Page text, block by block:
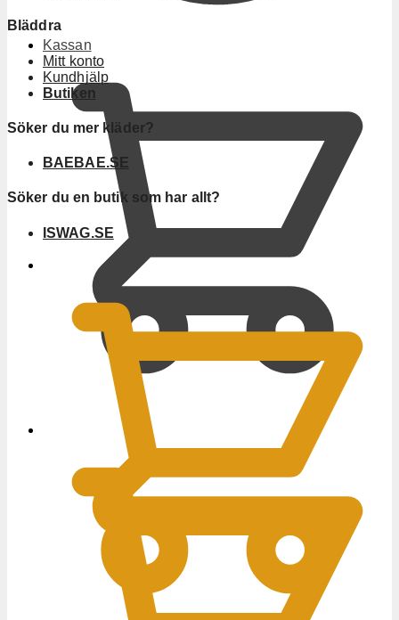
Kassan
Bläddra
Mitt konto
Kundhjälp
Butiken
Söker du mer kläder?
BAEBAE.SE
Söker du en butik som har allt?
ISWAG.SE